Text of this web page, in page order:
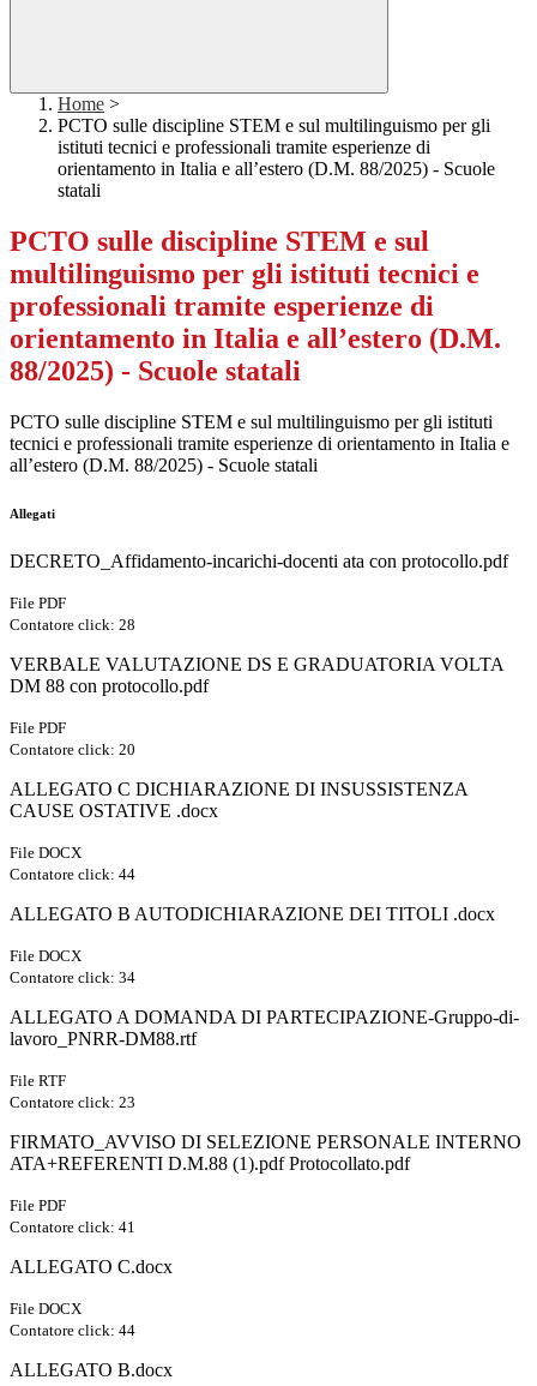
Home >
PCTO sulle discipline STEM e sul multilinguismo per gli
istituti tecnici e professionali tramite esperienze di
orientamento in Italia e all’estero (D.M. 88/2025) - Scuole
statali
PCTO sulle discipline STEM e sul
multilinguismo per gli istituti tecnici e
professionali tramite esperienze di
orientamento in Italia e all’estero (D.M.
88/2025) - Scuole statali
PCTO sulle discipline STEM e sul multilinguismo per gli istituti
tecnici e professionali tramite esperienze di orientamento in Italia e
all’estero (D.M. 88/2025) - Scuole statali
Allegati
DECRETO_Affidamento-incarichi-docenti ata con protocollo.pdf
File PDF
Contatore click: 28
VERBALE VALUTAZIONE DS E GRADUATORIA VOLTA
DM 88 con protocollo.pdf
File PDF
Contatore click: 20
ALLEGATO C DICHIARAZIONE DI INSUSSISTENZA
CAUSE OSTATIVE .docx
File DOCX
Contatore click: 44
ALLEGATO B AUTODICHIARAZIONE DEI TITOLI .docx
File DOCX
Contatore click: 34
ALLEGATO A DOMANDA DI PARTECIPAZIONE-Gruppo-di-
lavoro_PNRR-DM88.rtf
File RTF
Contatore click: 23
FIRMATO_AVVISO DI SELEZIONE PERSONALE INTERNO
ATA+REFERENTI D.M.88 (1).pdf Protocollato.pdf
File PDF
Contatore click: 41
ALLEGATO C.docx
File DOCX
Contatore click: 44
ALLEGATO B.docx